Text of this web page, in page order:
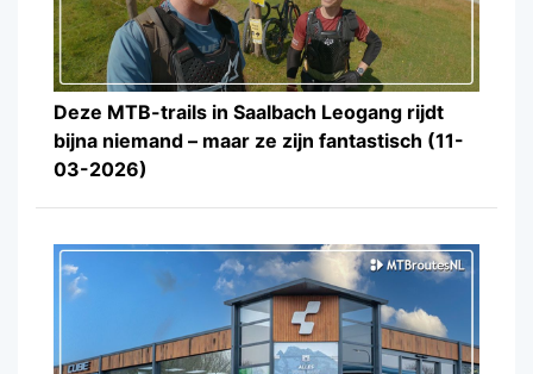
Deze MTB-trails in Saalbach Leogang rijdt
bijna niemand – maar ze zijn fantastisch (11-
03-2026)